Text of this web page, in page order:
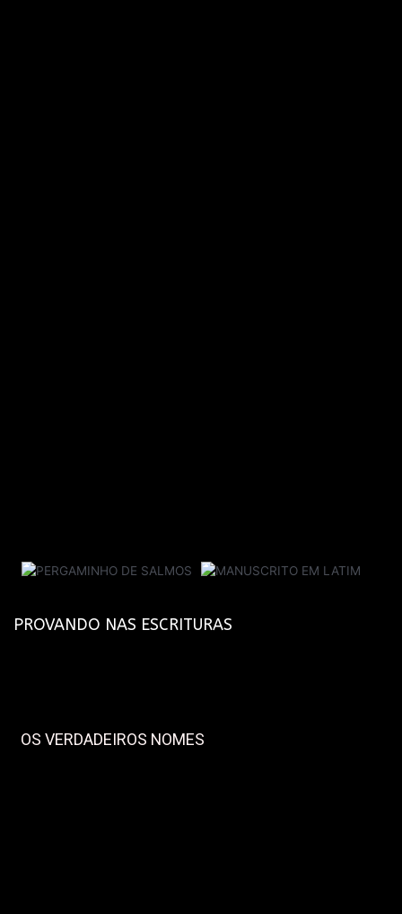
PROVANDO NAS ESCRITURAS
OS VERDADEIROS NOMES